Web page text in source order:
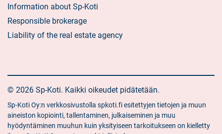
Information about Sp-Koti
Responsible brokerage
Liability of the real estate agency
© 2026 Sp-Koti. Kaikki oikeudet pidätetään.
Sp-Koti Oy:n verkkosivustolla spkoti.fi esitettyjen tietojen ja muun
aineiston kopiointi, tallentaminen, julkaiseminen ja muu
hyödyntäminen muuhun kuin yksityiseen tarkoitukseen on kielletty